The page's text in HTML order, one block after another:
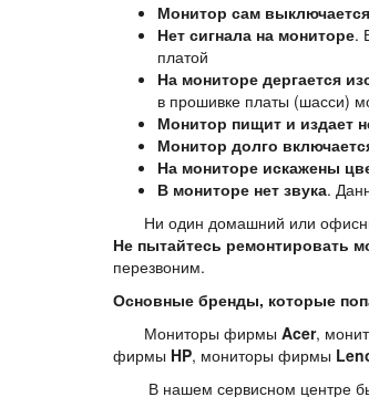
Монитор сам выключается
Нет сигнала на мониторе.
платой
На мониторе дергается
в прошивке платы (шасси)
Монитор пищит и издает
Монитор долго
На мониторе искажены
В мониторе нет звука.
Ни один домашний или офисный
Не пытайтесь ремонтировать
перезвоним.
Основные бренды, которые
Мониторы фирмы Acer,
фирмы HP, мониторы фирмы
В нашем сервисном центре